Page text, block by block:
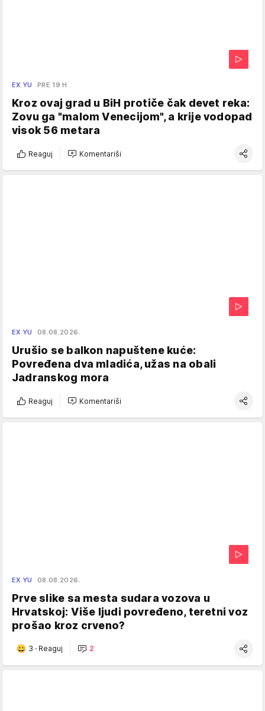
EX YU PRE 19 H
Kroz ovaj grad u BiH protiče čak devet reka:
Zovu ga "malom Venecijom", a krije vodopad
visok 56 metara
Reaguj Komentariši
EX YU 08.08.2026.
Urušio se balkon napuštene kuće:
Povređena dva mladića, užas na obali
Jadranskog mora
Reaguj Komentariši
EX YU 08.08.2026.
Prve slike sa mesta sudara vozova u
Hrvatskoj: Više ljudi povređeno, teretni voz
prošao kroz crveno?
3 · Reaguj 2